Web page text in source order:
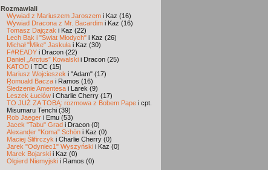
Rozmawiali
Wywiad z Mariuszem Jaroszem i Kaz (16)
Wywiad Dracona z Mr. Bacardim i Kaz (16)
Tomasz Dajczak i Kaz (22)
Lech Bąk i "Świat Młodych" i Kaz (26)
Michał "Mike" Jaskuła i Kaz (30)
F#READY i Dracon (22)
Daniel „Arctus” Kowalski i Dracon (25)
KATOD i TDC (15)
Mariusz Wojcieszek i "Adam" (17)
Romuald Bacza i Ramos (16)
Śledzenie Amentesa i Larek (9)
Leszek Łuciów i Charlie Cherry (17)
TO JUŻ ZA TOBĄ: rozmowa z Bobem Pape i cpt.
Misumaru Tenchi (39)
Rob Jaeger i Emu (53)
Jacek "Tabu" Grad i Dracon (0)
Alexander "Koma" Schön i Kaz (0)
Maciej Ślifirczyk i Charlie Cherry (0)
Jarek "Odyniec1" Wyszyński i Kaz (0)
Marek Bojarski i Kaz (0)
Olgierd Niemyjski i Ramos (0)